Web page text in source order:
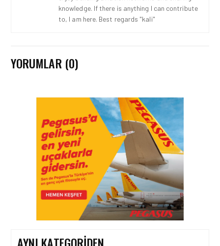
knowledge. If there is anything I can contribute
to, I am here. Best regards "kali"
YORUMLAR (0)
KARGO • 26 TEM 2026
HONG KONG VE ÇIN’DEN
AVRUPA’YA HAVA
KARGODA SERT DÜŞÜŞ
KARGO • 08 TEM 2026
TURHAN ÖZEN SAUDI
CARGO CHIEF
COMMERCIAL OFFICER
OLDU